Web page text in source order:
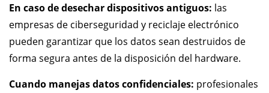
En caso de desechar dispositivos antiguos: las
empresas de ciberseguridad y reciclaje electrónico
pueden garantizar que los datos sean destruidos de
forma segura antes de la disposición del hardware.
Cuando manejas datos confidenciales: profesionales